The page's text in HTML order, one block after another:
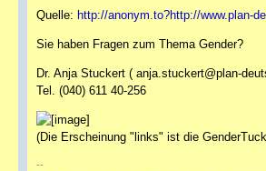
Quelle: http://anonym.to?http://www.plan-
Sie haben Fragen zum Thema Gender?
Dr. Anja Stuckert ( anja.stuckert@plan-
Tel. (040) 611 40-256
(Die Erscheinung "links" ist die
--